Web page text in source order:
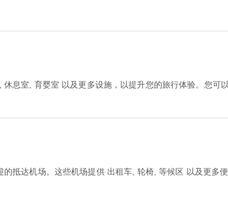
息室, 育婴室 以及更多设施，以提升您的旅行体验。您可
的抵达机场。这些机场提供 出租车, 轮椅, 等候区 以及更多